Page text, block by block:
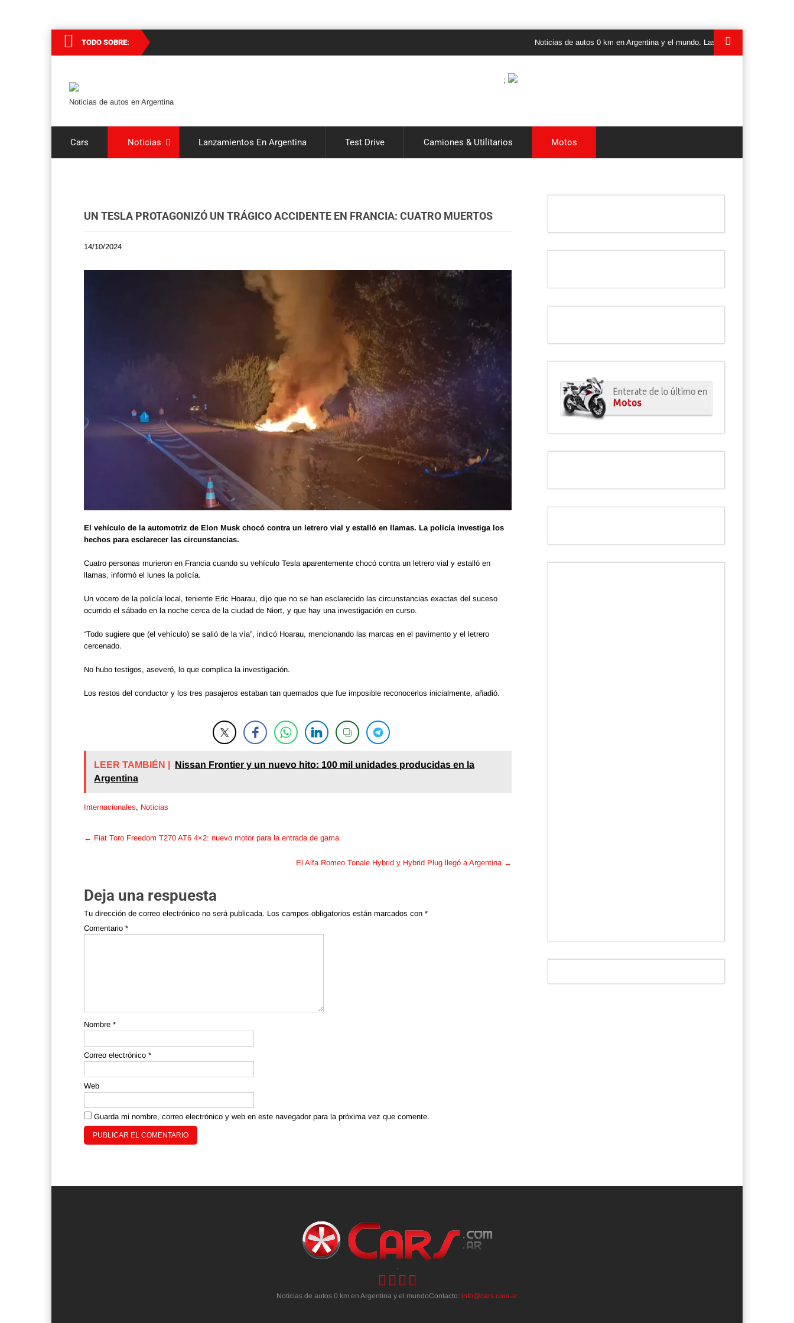
TODO SOBRE: Noticias de autos 0 km en Argentina y el mundo. Las ultimas novedades,
Noticias de autos en Argentina
;
Cars Noticias Lanzamientos En Argentina Test Drive Camiones & Utilitarios Motos
UN TESLA PROTAGONIZÓ UN TRÁGICO ACCIDENTE EN FRANCIA: CUATRO MUERTOS
14/10/2024
El vehículo de la automotriz de Elon Musk chocó contra un letrero vial y estalló en llamas. La policía investiga los
hechos para esclarecer las circunstancias.
Cuatro personas murieron en Francia cuando su vehículo Tesla aparentemente chocó contra un letrero vial y estalló en
llamas, informó el lunes la policía.
Un vocero de la policía local, teniente Eric Hoarau, dijo que no se han esclarecido las circunstancias exactas del suceso
ocurrido el sábado en la noche cerca de la ciudad de Niort, y que hay una investigación en curso.
“Todo sugiere que (el vehículo) se salió de la vía”, indicó Hoarau, mencionando las marcas en el pavimento y el letrero
cercenado.
No hubo testigos, aseveró, lo que complica la investigación.
Los restos del conductor y los tres pasajeros estaban tan quemados que fue imposible reconocerlos inicialmente, añadió.
LEER TAMBIÉN | Nissan Frontier y un nuevo hito: 100 mil unidades producidas en la
Argentina
Internacionales, Noticias
Post
← Fiat Toro Freedom T270 AT6 4×2: nuevo motor para la entrada de gama
El Alfa Romeo Tonale Hybrid y Hybrid Plug llegó a Argentina →
Deja una respuesta
Tu dirección de correo electrónico no será publicada. Los campos obligatorios están marcados con *
Comentario *
Nombre *
Correo electrónico *
Web
Guarda mi nombre, correo electrónico y web en este navegador para la próxima vez que comente.
.
Noticias de autos 0 km en Argentina y el mundoContacto: info@cars.com.ar